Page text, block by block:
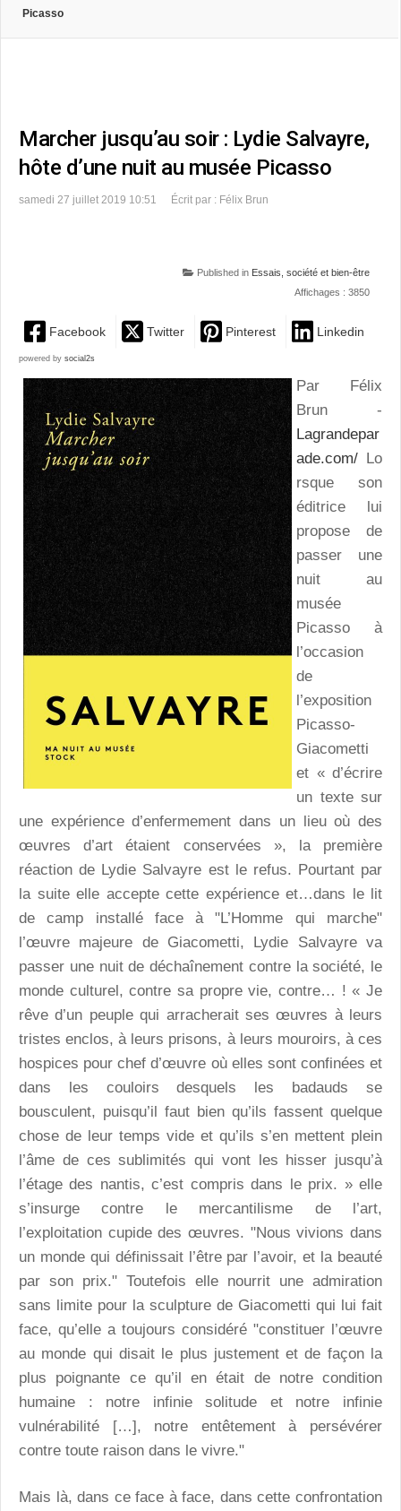
Picasso
Marcher jusqu’au soir : Lydie Salvayre,
hôte d’une nuit au musée Picasso
samedi 27 juillet 2019 10:51 Écrit par : Félix Brun
Published in Essais, société et bien-être
Affichages : 3850
Facebook Twitter Pinterest Linkedin
powered by social2s
Par Félix
Brun -
Lagrandepar
ade.com/ Lo
rsque son
éditrice lui
propose de
passer une
nuit au
musée
Picasso à
l’occasion
de
l’exposition
Picasso-
Giacometti
et « d’écrire
un texte sur
une expérience d’enfermement dans un lieu où des
œuvres d’art étaient conservées », la première
réaction de Lydie Salvayre est le refus. Pourtant par
la suite elle accepte cette expérience et…dans le lit
de camp installé face à "L’Homme qui marche"
l’œuvre majeure de Giacometti, Lydie Salvayre va
passer une nuit de déchaînement contre la société, le
monde culturel, contre sa propre vie, contre… ! « Je
rêve d’un peuple qui arracherait ses œuvres à leurs
tristes enclos, à leurs prisons, à leurs mouroirs, à ces
hospices pour chef d’œuvre où elles sont confinées et
dans les couloirs desquels les badauds se
bousculent, puisqu’il faut bien qu’ils fassent quelque
chose de leur temps vide et qu’ils s’en mettent plein
l’âme de ces sublimités qui vont les hisser jusqu’à
l’étage des nantis, c’est compris dans le prix. » elle
s’insurge contre le mercantilisme de l’art,
l’exploitation cupide des œuvres. "Nous vivions dans
un monde qui définissait l’être par l’avoir, et la beauté
par son prix." Toutefois elle nourrit une admiration
sans limite pour la sculpture de Giacometti qui lui fait
face, qu’elle a toujours considéré "constituer l’œuvre
au monde qui disait le plus justement et de façon la
plus poignante ce qu’il en était de notre condition
humaine : notre infinie solitude et notre infinie
vulnérabilité […], notre entêtement à persévérer
contre toute raison dans le vivre."
Mais là, dans ce face à face, dans cette confrontation